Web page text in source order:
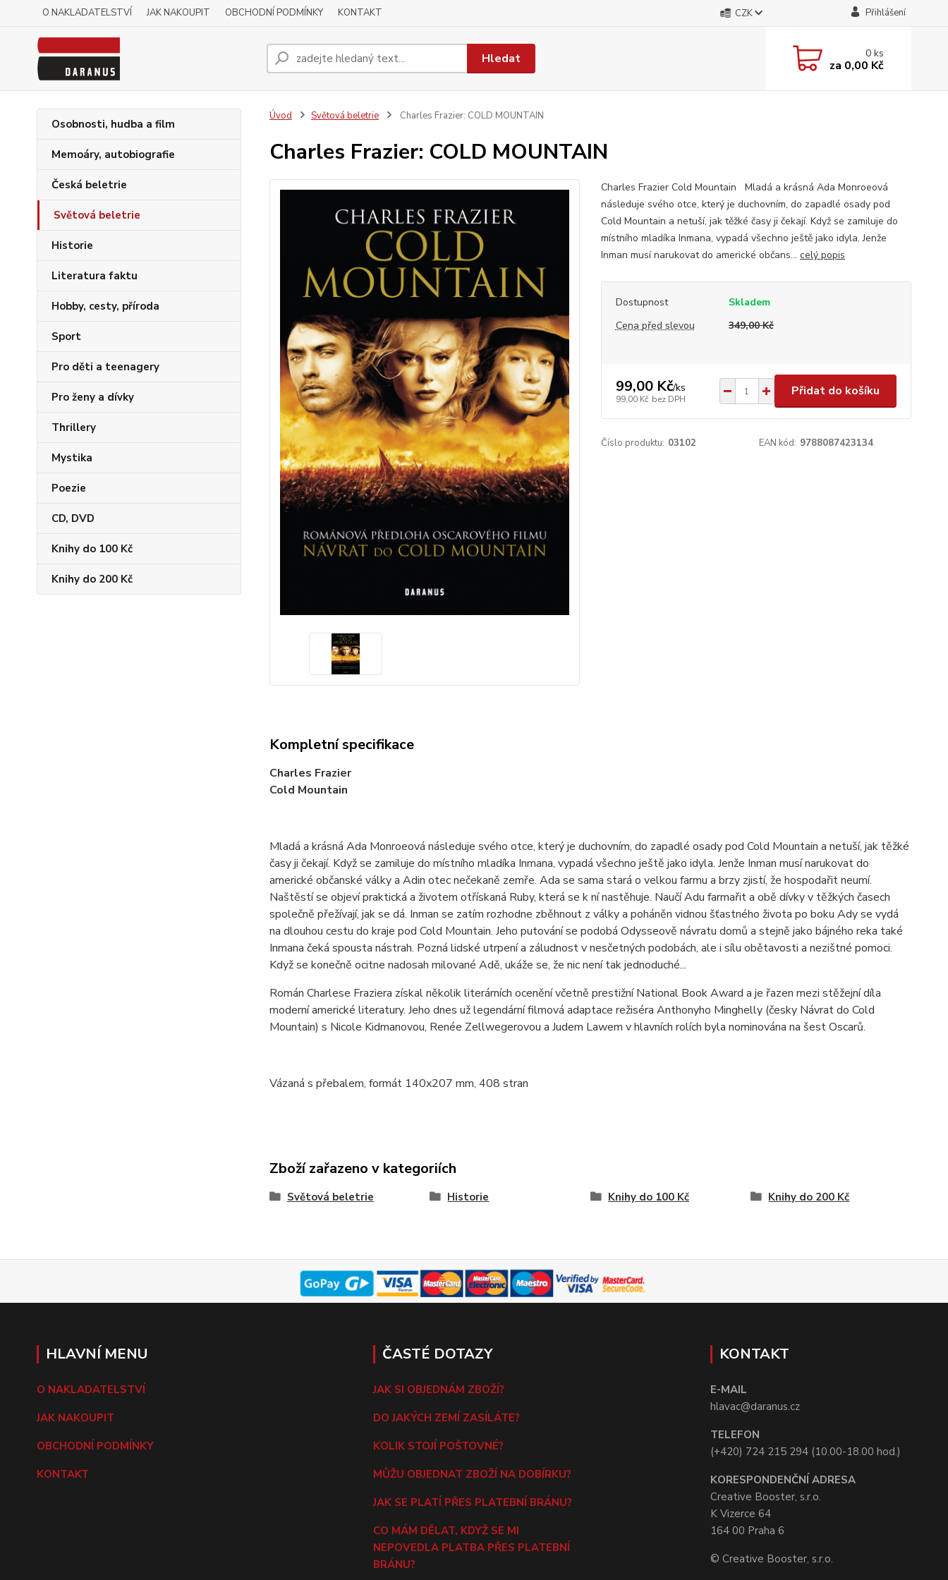
O NAKLADATELSTVÍ JAK NAKOUPIT OBCHODNÍ PODMÍNKY KONTAKT CZK Přihlášení
Hledat 0ks
za 0,00 Kč
Osobnosti, hudba a film
Memoáry, autobiografie
Česká beletrie
Světová beletrie
Historie
Literatura faktu
Hobby, cesty, příroda
Sport
Pro děti a teenagery
Pro ženy a dívky
Thrillery
Mystika
Poezie
CD, DVD
Knihy do 100 Kč
Knihy do 200 Kč
Úvod Světová beletrie Charles Frazier: COLD MOUNTAIN
Charles Frazier: COLD MOUNTAIN
Charles Frazier Cold Mountain Mladá a krásná Ada Monroeová
následuje svého otce, který je duchovním, do zapadlé osady pod
Cold Mountain a netuší, jak těžké časy ji čekají. Když se zamiluje do
místního mladíka Inmana, vypadá všechno ještě jako idyla. Jenže
Inman musí narukovat do americké občans... celý popis
Dostupnost
Skladem
Cena před slevou
349,00 Kč
99,00 Kč/ks
99,00 Kč bez DPH
Přidat do košíku
Číslo produktu: 03102 EAN kód: 9788087423134
Kompletní specifikace
Charles Frazier
Cold Mountain
Mladá a krásná Ada Monroeová následuje svého otce, který je duchovním, do zapadlé osady pod Cold Mountain a netuší, jak těžké
časy ji čekají. Když se zamiluje do místního mladíka Inmana, vypadá všechno ještě jako idyla. Jenže Inman musí narukovat do
americké občanské války a Adin otec nečekaně zemře. Ada se sama stará o velkou farmu a brzy zjistí, že hospodařit neumí.
Naštěstí se objeví praktická a životem otřískaná Ruby, která se k ní nastěhuje. Naučí Adu farmařit a obě dívky v těžkých časech
společně přežívají, jak se dá. Inman se zatím rozhodne zběhnout z války a poháněn vidnou šťastného života po boku Ady se vydá
na dlouhou cestu do kraje pod Cold Mountain. Jeho putování se podobá Odysseově návratu domů a stejně jako bájného reka také
Inmana čeká spousta nástrah. Pozná lidské utrpení a záludnost v nesčetných podobách, ale i sílu obětavosti a nezištné pomoci.
Když se konečně ocitne nadosah milované Adě, ukáže se, že nic není tak jednoduché...
Román Charlese Fraziera získal několik literárních ocenění včetně prestižní National Book Award a je řazen mezi stěžejní díla
moderní americké literatury. Jeho dnes už legendární filmová adaptace režiséra Anthonyho Minghelly (česky Návrat do Cold
Mountain) s Nicole Kidmanovou, Renée Zellwegerovou a Judem Lawem v hlavních rolích byla nominována na šest Oscarů.
Vázaná s přebalem, formát 140x207 mm, 408 stran
Zboží zařazeno v kategoriích
Světová beletrie Historie Knihy do 100 Kč Knihy do 200 Kč
HLAVNÍ MENU
O NAKLADATELSTVÍ
JAK NAKOUPIT
OBCHODNÍ PODMÍNKY
KONTAKT
ČASTÉ DOTAZY
JAK SI OBJEDNÁM ZBOŽÍ?
DO JAKÝCH ZEMÍ ZASÍLÁTE?
KOLIK STOJÍ POŠTOVNÉ?
MŮŽU OBJEDNAT ZBOŽÍ NA DOBÍRKU?
JAK SE PLATÍ PŘES PLATEBNÍ BRÁNU?
CO MÁM DĚLAT, KDYŽ SE MI
NEPOVEDLA PLATBA PŘES PLATEBNÍ
BRÁNU?
KONTAKT
E-MAIL
hlavac@daranus.cz
TELEFON
(+420) 724 215 294 (10.00-18.00 hod.)
KORESPONDENČNÍ ADRESA
Creative Booster, s.r.o.
K Vizerce 64
164 00 Praha 6
© Creative Booster, s.r.o.